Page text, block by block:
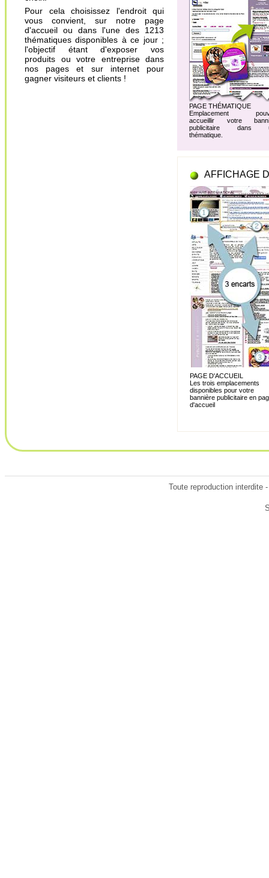
Pour cela choisissez l'endroit qui
vous convient, sur notre page
d'accueil ou dans l'une des 1213
thématiques disponibles à ce jour ;
l'objectif étant d'exposer vos
produits ou votre entreprise dans
nos pages et sur internet pour
gagner visiteurs et clients !
PAGE THÉMATIQUE
Emplacement
accueillir votre
publicitaire dans
thématique.
AFFICHAGE
PAGE D'ACCUEIL
Les trois emplacements
disponibles pour votre
bannière publicitaire en
d'accueil
Toute reproduction interdite